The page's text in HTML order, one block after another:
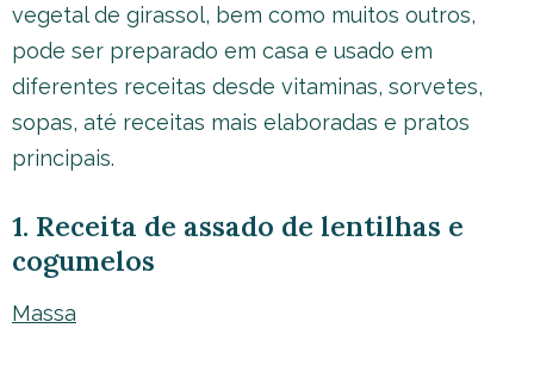
vegetal de girassol, bem como muitos outros,
pode ser preparado em casa e usado em
diferentes receitas desde vitaminas, sorvetes,
sopas, até receitas mais elaboradas e pratos
principais.
1. Receita de assado de lentilhas e
cogumelos
Massa